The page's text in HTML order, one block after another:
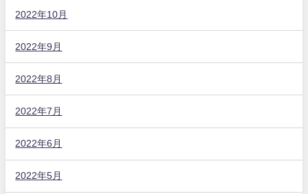
2022年10月
2022年9月
2022年8月
2022年7月
2022年6月
2022年5月